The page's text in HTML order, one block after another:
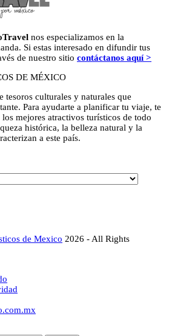
nos especializamos en la
Si estas interesado en difundir tus
de nuestro sitio contáctanos aquí >
DE MÉXICO
tesoros culturales y naturales que
Para ayudarte a planificar tu viaje, te
mejores atractivos turísticos de todo
histórica, la belleza natural y la
a este país.
de Mexico 2026 - All Rights